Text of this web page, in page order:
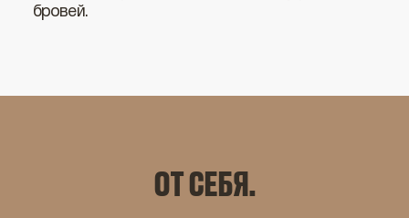
бровей.
ОТ СЕБЯ.